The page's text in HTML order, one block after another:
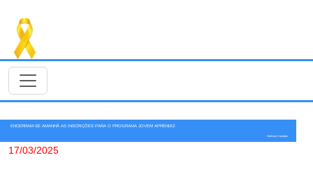
ENCERRAM-SE AMANHÃ AS INSCRIÇÕES PARA O PROGRAMA JOVEM APRENDIZ
Notícias Variadas
17/03/2025